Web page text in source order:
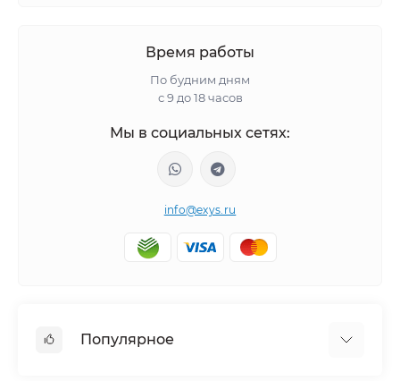
Время работы
По будним дням
с 9 до 18 часов
Мы в социальных сетях:
info@exys.ru
Популярное